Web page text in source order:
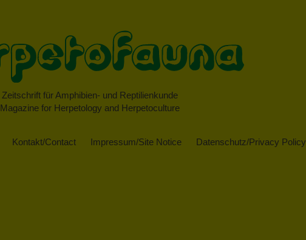
Zeitschrift für Amphibien- und Reptilienkunde
Magazine for Herpetology and Herpetoculture
Kontakt/Contact Impressum/Site Notice Datenschutz/Privacy Policy